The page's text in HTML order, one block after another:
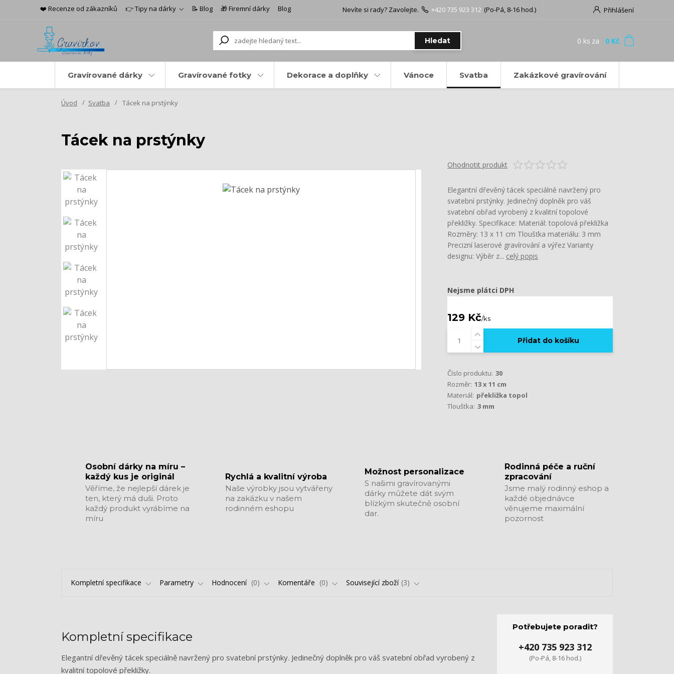
❤️ Recenze od zákazníků 👉 Tipy na dárky 📝 Blog 🎁 Firemní dárky Blog Přihlášení
Hledat
Nevíte si rady? Zavolejte. +420 735 923 312 (Po-Pá, 8-16 hod.)
0 ks za 0 Kč
Gravírované dárky Gravírované fotky Dekorace a doplňky Vánoce Svatba Zakázkové gravírování
Úvod Svatba Tácek na prstýnky
Tácek na prstýnky
Ohodnotit produkt
Elegantní dřevěný tácek speciálně navržený pro
svatební prstýnky. Jedinečný doplněk pro váš
svatební obřad vyrobený z kvalitní topolové
překližky. Specifikace: Materiál: topolová překližka
Rozměry: 13 x 11 cm Tloušťka materiálu: 3 mm
Precizní laserové gravírování a výřez Varianty
designu: Výběr z... celý popis
Nejsme plátci DPH
129 Kč/ks
Přidat do košíku
Číslo produktu: 30
Rozměr: 13 x 11 cm
Materiál: překližka topol
Tloušťka: 3 mm
​​​​​​​Osobní dárky na míru –
každý kus je originál
Věříme, že nejlepší dárek je
ten, který má duši. Proto
každý produkt vyrábíme na
míru
Rychlá a kvalitní výroba
Naše výrobky jsou vytvářeny
na zakázku v našem
rodinném eshopu
Možnost personalizace
S našimi gravírovanými
dárky můžete dát svým
blízkým skutečně osobní
dar.
​​​​​​​Rodinná péče a ruční
zpracování
Jsme malý rodinný eshop a
každé objednávce
věnujeme maximální
pozornost
Kompletní specifikace Parametry Hodnocení 0 Komentáře 0 Související zboží 3
Kompletní specifikace
Elegantní dřevěný tácek speciálně navržený pro svatební prstýnky. Jedinečný doplněk pro váš svatební obřad vyrobený z
kvalitní topolové překližky.
Potřebujete poradit?
+420 735 923 312
(Po-Pá, 8-16 hod.)